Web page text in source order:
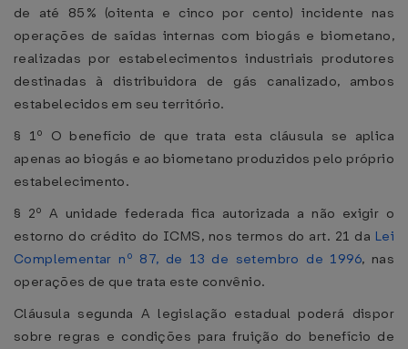
de até 85% (oitenta e cinco por cento) incidente nas
operações de saídas internas com biogás e biometano,
realizadas por estabelecimentos industriais produtores
destinadas à distribuidora de gás canalizado, ambos
estabelecidos em seu território.
§ 1º O benefício de que trata esta cláusula se aplica
apenas ao biogás e ao biometano produzidos pelo próprio
estabelecimento.
§ 2º A unidade federada fica autorizada a não exigir o
estorno do crédito do ICMS, nos termos do art. 21 da Lei
Complementar nº 87, de 13 de setembro de 1996, nas
operações de que trata este convênio.
Cláusula segunda A legislação estadual poderá dispor
sobre regras e condições para fruição do benefício de